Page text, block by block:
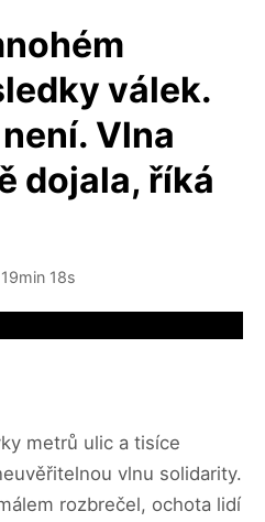
válek.
Vlna
dojala, říká
18s
metrů ulic a tisíce
vlnu solidarity.
rozbrečel, ochota lidí